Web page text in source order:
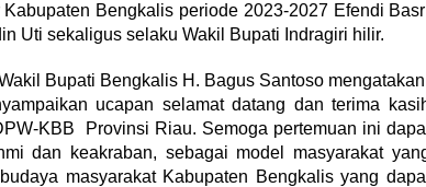
Bengkalis periode 2023-2027 Efendi
Uti sekaligus selaku Wakil Bupati Indragiri hilir.
Bupati Bengkalis H. Bagus Santoso
ucapan selamat datang dan terima
KBB Provinsi Riau. Semoga pertemuan ini
dan keakraban, sebagai model masyarakat
masyarakat Kabupaten Bengkalis yang